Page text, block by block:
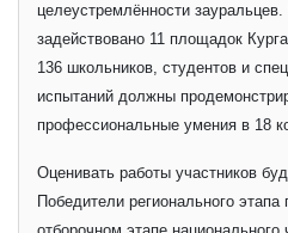
целеустремлённости зауральцев.
задействовано 11 площадок
136 школьников, студентов и
испытаний должны
профессиональные умения в 18
Оценивать работы участников
Победители регионального этапа